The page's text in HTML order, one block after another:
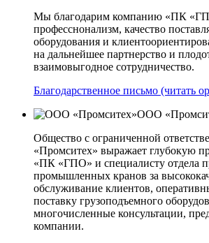
Мы благодарим компанию «ПК
професснонализм, качество
оборудования и
на дальнейшее партнерство и
взаимовыгодное сотрудничество.
Благодарственное письмо (читать
ООО
Общество с ограниченной
«Промситех» выражает глубокую
«ПК «ГПО» и специалисту отдела
промышленных кранов за
обслуживание клиентов,
поставку грузоподъемного
многочисленные консультации,
компании.